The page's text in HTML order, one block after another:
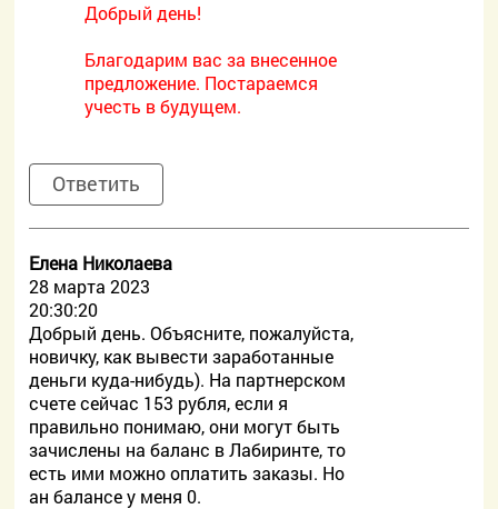
Добрый день!
Благодарим вас за внесенное
предложение. Постараемся
учесть в будущем.
Ответить
Елена Николаева
28 марта 2023
20:30:20
Добрый день. Объясните, пожалуйста,
новичку, как вывести заработанные
деньги куда-нибудь). На партнерском
счете сейчас 153 рубля, если я
правильно понимаю, они могут быть
зачислены на баланс в Лабиринте, то
есть ими можно оплатить заказы. Но
ан балансе у меня 0.